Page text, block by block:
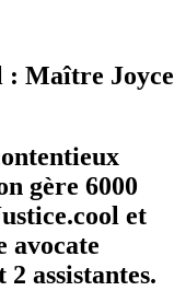
: Maître Joyce
gère 6000
et
avocate
assistantes.